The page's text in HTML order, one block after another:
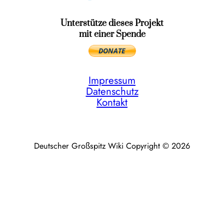
Unterstütze dieses Projekt
mit einer Spende
Impressum
Datenschutz
Kontakt
Deutscher Großspitz Wiki Copyright © 2026